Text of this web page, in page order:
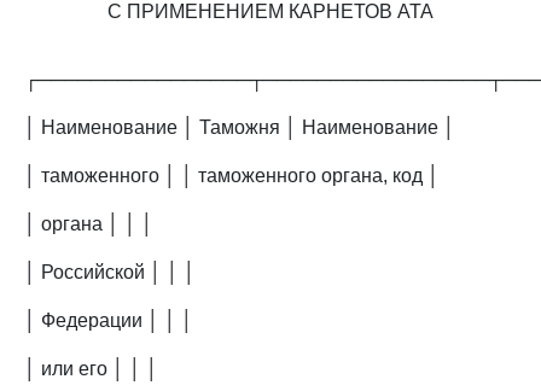
С ПРИМЕНЕНИЕМ КАРНЕТОВ АТА
│ Наименование │ Таможня │ Наименование │
│ таможенного │ │ таможенного органа, код │
│ органа │ │ │
│ Российской │ │ │
│ Федерации │ │ │
│ или его │ │ │